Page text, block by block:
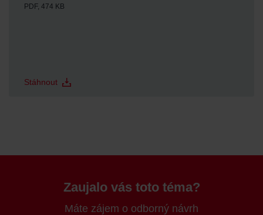
PDF, 474 KB
Stáhnout
Zaujalo vás toto téma?
Máte zájem o odborný návrh